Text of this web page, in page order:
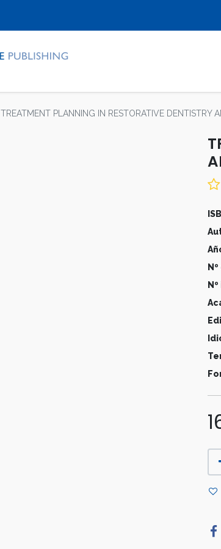
TREATMENT PLANNING IN RESTORATIVE DENTISTRY